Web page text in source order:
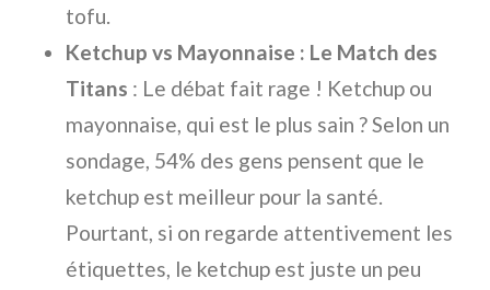
tofu.
Ketchup vs Mayonnaise : Le Match des
Titans : Le débat fait rage ! Ketchup ou
mayonnaise, qui est le plus sain ? Selon un
sondage, 54% des gens pensent que le
ketchup est meilleur pour la santé.
Pourtant, si on regarde attentivement les
étiquettes, le ketchup est juste un peu